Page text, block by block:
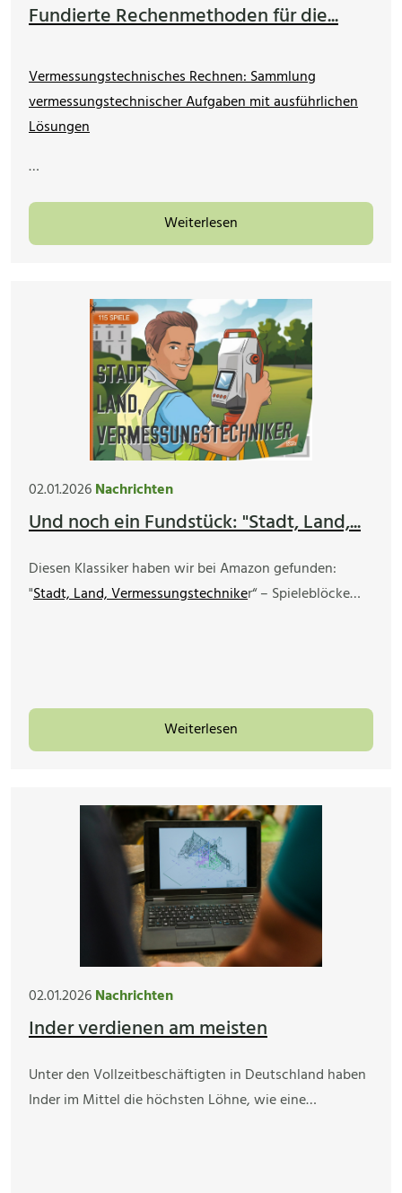
Fundierte Rechenmethoden für die...
Vermessungstechnisches Rechnen: Sammlung
vermessungstechnischer Aufgaben mit ausführlichen
Lösungen
…
Weiterlesen
02.01.2026Nachrichten
Und noch ein Fundstück: "Stadt, Land,...
Diesen Klassiker haben wir bei Amazon gefunden:
"Stadt, Land, Vermessungstechniker“ – Spieleblöcke…
Weiterlesen
02.01.2026Nachrichten
Inder verdienen am meisten
Unter den Vollzeitbeschäftigten in Deutschland haben
Inder im Mittel die höchsten Löhne, wie eine…